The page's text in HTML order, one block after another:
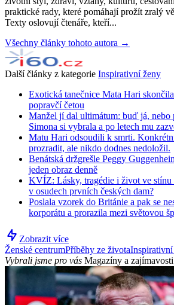
praktické rady, které pomáhají prožít zralý
Texty oslovují čtenáře, kteří...
Všechny články tohoto autora →
Další články z kategorie Inspirativní ženy
Exotická tanečnice Mata Hari
popravčí četou
Manžel jí dal ultimátum: buď já, nebo
Simona si vybrala a po letech mu
Matu Hari odsoudili k smrti.
prozradit, ale nikdo dodnes nedoložil.
Benátská držgrešle Peggy
jeden obraz denně
KVÍZ: Lásky, tragédie i život ve stínu
v osudech prvních českých dam?
Poslala vzorek do Británie a pak se
korporátu a prorazila mezi světovou
Zobrazit více
Ženské centrumPříběhy ze života
Vybrali jsme pro vás Magazíny a zajímavosti